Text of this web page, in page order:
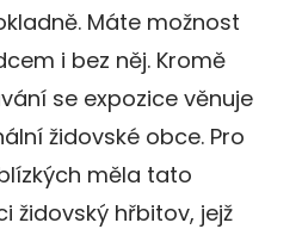
Máte možnost
i bez něj. Kromě
se expozice věnuje
židovské obce. Pro
měla tato
židovský hřbitov, jejž